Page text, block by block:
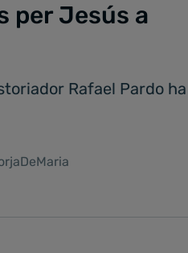
per Jesús a
Rafael Pardo